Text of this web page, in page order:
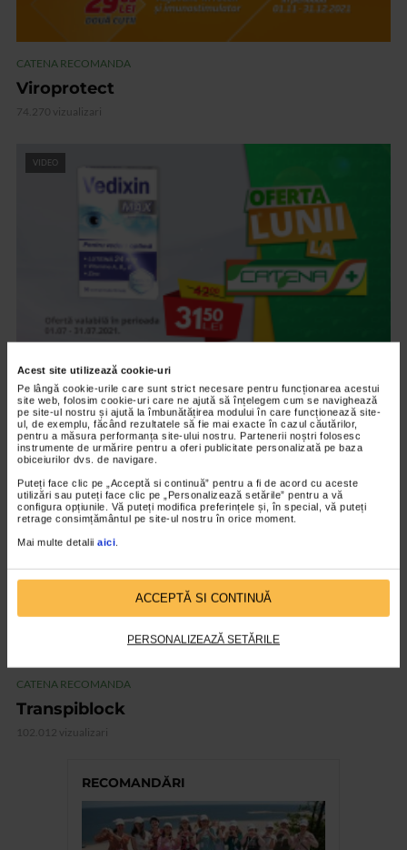
Acest site utilizează cookie-uri
Pe lângă cookie-urile care sunt strict necesare pentru funcționarea acestui
site web, folosim cookie-uri care ne ajută să înțelegem cum se navighează
pe site-ul nostru și ajută la îmbunătățirea modului în care funcționează site-
ul, de exemplu, făcând rezultatele să fie mai exacte în cazul căutărilor,
pentru a măsura performanța site-ului nostru. Partenerii noștri folosesc
instrumente de urmărire pentru a oferi publicitate personalizată pe baza
obiceiurilor dvs. de navigare.
Puteți face clic pe „Acceptă si continuă” pentru a fi de acord cu aceste
utilizări sau puteți face clic pe „Personalizează setările” pentru a vă
configura opțiunile. Vă puteți modifica preferințele și, în special, vă puteți
retrage consimțământul pe site-ul nostru în orice moment.
Mai multe detalii aici.
ACCEPTĂ SI CONTINUĂ
PERSONALIZEAZĂ SETĂRILE
CATENA RECOMANDA
Viroprotect
74.270 vizualizari
VIDEO
CATENA RECOMANDA
Vedixin Max
101.798 vizualizari
CATENA RECOMANDA
Transpiblock
102.012 vizualizari
RECOMANDĂRI